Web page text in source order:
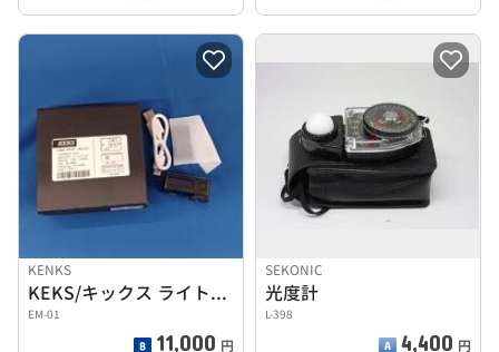
KENKS
KEKS/キックス ライトメーターEM-01
EM-01
11,000 円
SEKONIC
光度計
L-398
4,400 円